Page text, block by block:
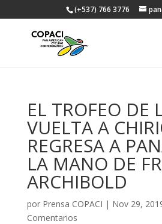
(+537) 766 3776
EL TROFEO DE
VUELTA A
REGRESA A
LA MANO DE
ARCHIBOLD
por Prensa COPACI | Nov 29,
Comentarios